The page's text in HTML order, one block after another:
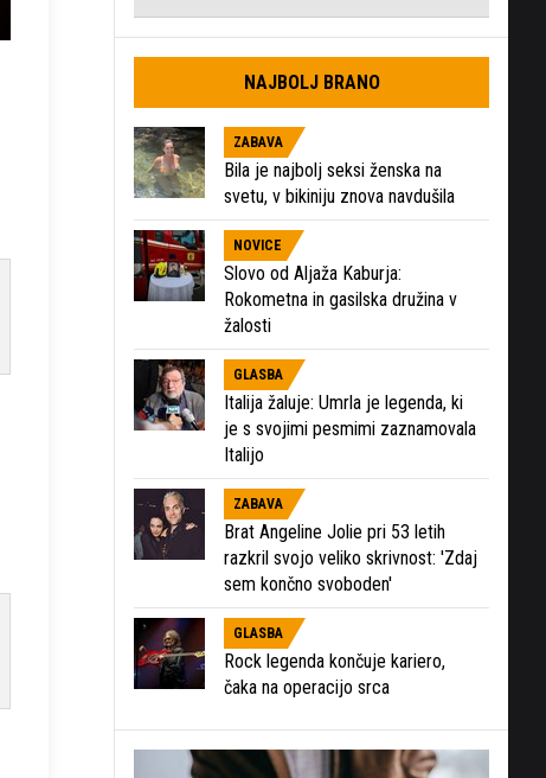
NAJBOLJ BRANO
ZABAVA
Bila je najbolj seksi ženska na
svetu, v bikiniju znova navdušila
NOVICE
Slovo od Aljaža Kaburja:
Rokometna in gasilska družina v
žalosti
GLASBA
Italija žaluje: Umrla je legenda, ki
je s svojimi pesmimi zaznamovala
Italijo
ZABAVA
Brat Angeline Jolie pri 53 letih
razkril svojo veliko skrivnost: 'Zdaj
sem končno svoboden'
GLASBA
Rock legenda končuje kariero,
čaka na operacijo srca